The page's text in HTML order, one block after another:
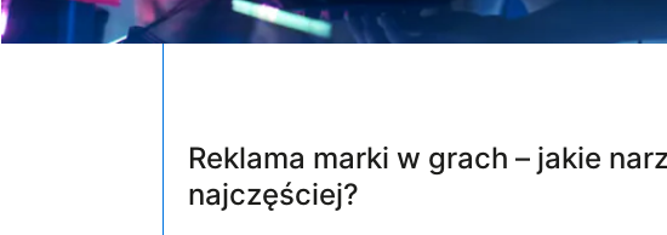
Reklama marki w grach – jakie
najczęściej?